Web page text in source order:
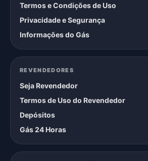
Termos e Condições de Uso
Privacidade e Segurança
Informações do Gás
REVENDEDORES
Seja Revendedor
Termos de Uso do Revendedor
Depósitos
Gás 24 Horas